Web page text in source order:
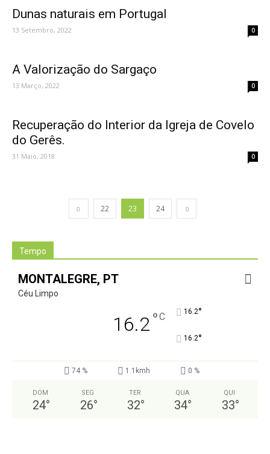
Dunas naturais em Portugal
13 Setembro, 2022 0
A Valorização do Sargaço
13 Março, 2022 0
Recuperação do Interior da Igreja de Covelo
do Gerês.
31 Maio, 2018 0
22 23 24
Tempo
MONTALEGRE, PT
Céu Limpo
16.2°C 16.2°
16.2°
74 % 1.1kmh 0 %
DOM
24°
SEG
26°
TER
32°
QUA
34°
QUI
33°